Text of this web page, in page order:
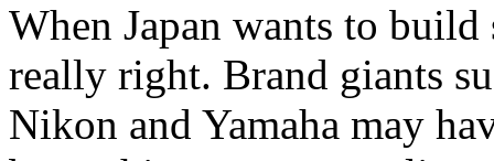
When Japan wants to
really right. Brand giants
Nikon and Yamaha may